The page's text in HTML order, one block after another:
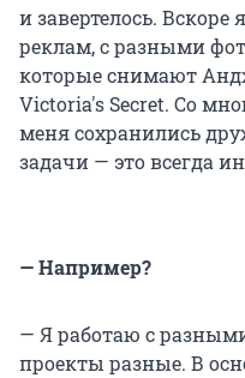
и завертелось.
реклам, с разными
которые снимают
Victoria's Secret. Со
меня сохранились
задачи — это всегда
— Например?
— Я работаю с
проекты разные. В